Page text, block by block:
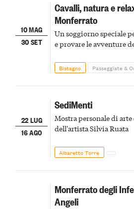
10 MAG
30 SET
Cavalli, natura e
Monferrato
Un soggiorno speciale
e provare le avventure
Bistagno Passeggiate &
22 LUG
16 AGO
SediMenti
Mostra personale di
dell'artista Silvia Ruata
Albaretto Torre
Monferrato degli
Angeli